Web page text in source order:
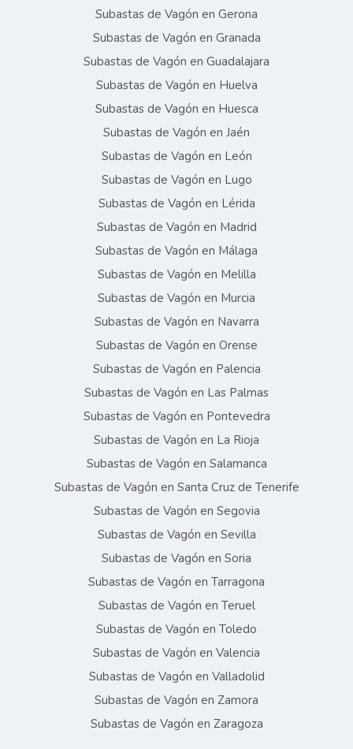
Subastas de Vagón en Gerona
Subastas de Vagón en Granada
Subastas de Vagón en Guadalajara
Subastas de Vagón en Huelva
Subastas de Vagón en Huesca
Subastas de Vagón en Jaén
Subastas de Vagón en León
Subastas de Vagón en Lugo
Subastas de Vagón en Lérida
Subastas de Vagón en Madrid
Subastas de Vagón en Málaga
Subastas de Vagón en Melilla
Subastas de Vagón en Murcia
Subastas de Vagón en Navarra
Subastas de Vagón en Orense
Subastas de Vagón en Palencia
Subastas de Vagón en Las Palmas
Subastas de Vagón en Pontevedra
Subastas de Vagón en La Rioja
Subastas de Vagón en Salamanca
Subastas de Vagón en Santa Cruz de Tenerife
Subastas de Vagón en Segovia
Subastas de Vagón en Sevilla
Subastas de Vagón en Soria
Subastas de Vagón en Tarragona
Subastas de Vagón en Teruel
Subastas de Vagón en Toledo
Subastas de Vagón en Valencia
Subastas de Vagón en Valladolid
Subastas de Vagón en Zamora
Subastas de Vagón en Zaragoza